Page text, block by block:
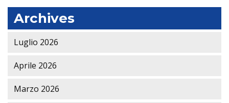
Archives
Luglio 2026
Aprile 2026
Marzo 2026